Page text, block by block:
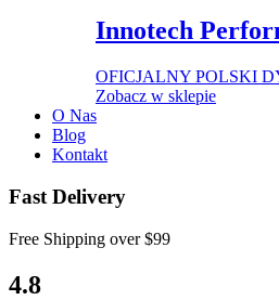
Innotech
OFICJALNY POLSKI
Zobacz w sklepie
O Nas
Blog
Kontakt
Fast Delivery
Free Shipping over$99
4.8